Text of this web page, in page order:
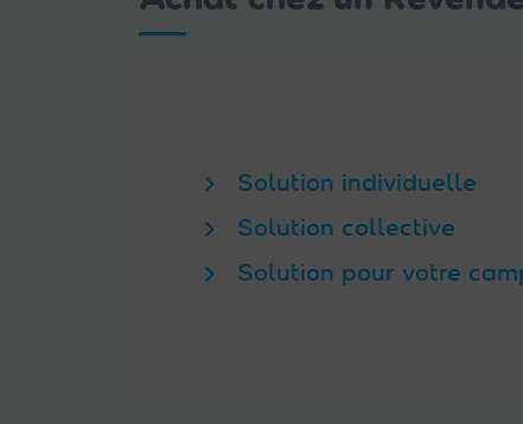
Solution individuelle
Solution collective
Solution pour votre